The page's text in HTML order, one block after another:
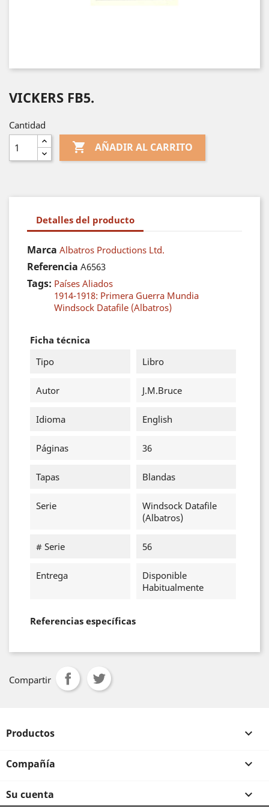
VICKERS FB5.
Cantidad
 AÑADIR AL CARRITO
Detalles del producto
Marca Albatros Productions Ltd.
Referencia A6563
Tags: Países Aliados
1914-1918: Primera Guerra Mundia
Windsock Datafile (Albatros)
Ficha técnica
Tipo
Libro
Autor J.M.Bruce
Idioma English
Páginas 36
Tapas Blandas
Serie
Windsock Datafile
(Albatros)
# Serie 56
Entrega
Disponible
Habitualmente
Referencias específicas
Compartir
Productos 
Compañía 
Su cuenta 